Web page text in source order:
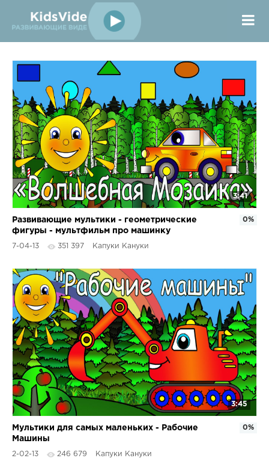
3:41
Развивающие мультики - геометрические
фигуры - мультфильм про машинку
7-04-13 351 397 Капуки Кануки
0%
3:45
Мультики для самых маленьких - Рабочие
Машины
2-02-13 246 679 Капуки Кануки
0%